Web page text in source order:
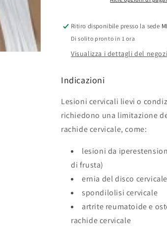
Ritiro disponibile presso la sede
Di solito pronto in 1 ora
Visualizza i dettagli del
Indicazioni
Lesioni cervicali lievi o
richiedono una limitazione
rachide cervicale, come:
lesioni da
di frusta)
ernia del disco cervicale
spondilolisi cervicale
artrite reumatoide e
rachide cervicale